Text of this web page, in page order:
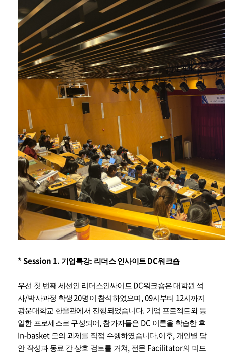
* Session 1. 기업특강: 리더스 인사이트DC워크숍
우선 첫 번째 세션인 리더스인싸이트 DC워크숍은 대학원 석
사/박사과정 학생20명이 참석하였으며 , 09시부터 12시까지
광운대학교 한울관에서 진행되었습니다. 기업 프로젝트와 동
일한 프로세스로 구성되어, 참가자들은 DC 이론을 학습한 후
In-basket 모의 과제를 직접 수행하였습니다.이후, 개인별 답
안 작성과 동료 간 상호 검토를 거쳐, 전문 Facilitator의 피드